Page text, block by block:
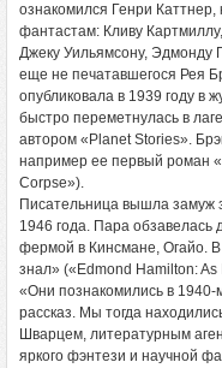
ознакомился Генри
фантастам: Кливу
Джеку Уильямсону, Эдмонду
еще не печатавшегося Рея
опубликовала в 1939 году в
быстро переметнулась в
автором «Planet Stories».
например ее первый роман
Corpse»).
Писательница вышла замуж
1946 года. Пара обзавелась
фермой в Кинсмане, Огайо. В
знал» («Edmond Hamilton:
«Они познакомились в 1940-
рассказ. Мы тогда
Шварцем, литературным
яркого фэнтези и научной